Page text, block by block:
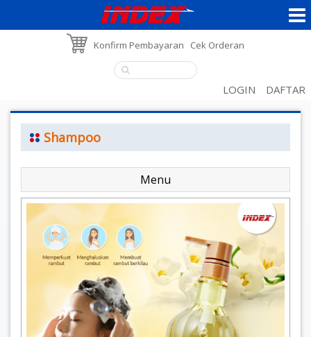
Konfirm Pembayaran Cek Orderan
LOGIN DAFTAR
Shampoo
Menu